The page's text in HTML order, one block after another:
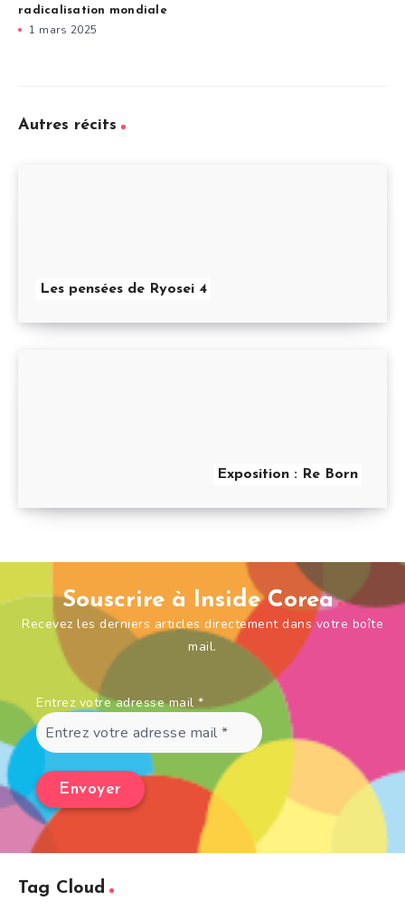
radicalisation mondiale
1 mars 2025
Autres récits
Les pensées de Ryosei 4
Exposition : Re Born
Souscrire à Inside Corea
Recevez les derniers articles directement dans votre boîte
mail.
Entrez votre adresse mail *
Tag Cloud